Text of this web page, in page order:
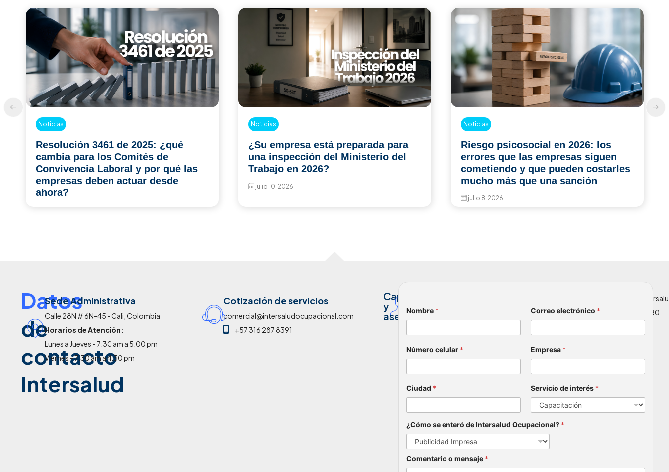
Noticias
¿Su empresa está preparada para
una inspección del Ministerio del
Trabajo en 2026?
julio 10, 2026
Noticias
Riesgo psicosocial en 2026: los
errores que las empresas siguen
cometiendo y que pueden costarles
mucho más que una sanción
Noticias
Resolución 1843 de 2025: ¿qué
cambia en las evaluaciones
médicas ocupacionales y qué deben
hacer las empresas?
julio 6, 2026
Datos
de
contacto
Intersalud
Sede Administrativa
Calle 28N # 6N-45 - Cali, Colombia
Horarios de Atención:
Lunes a Jueves - 7:30 am a 5:00 pm
Viernes - 7:30 am a 4:30 pm
Cotización de servicios
comercial@intersaludocupacional.com
+57 316 287 8391
Capacitación
y
asesoría+57 317 4371 300
+57 317 434 7180
Nombre * Correo electrónico *
Número celular * Empresa *
Ciudad * Servicio de interés *
¿Cómo se enteró de Intersalud Ocupacional? *
Comentario o mensaje *